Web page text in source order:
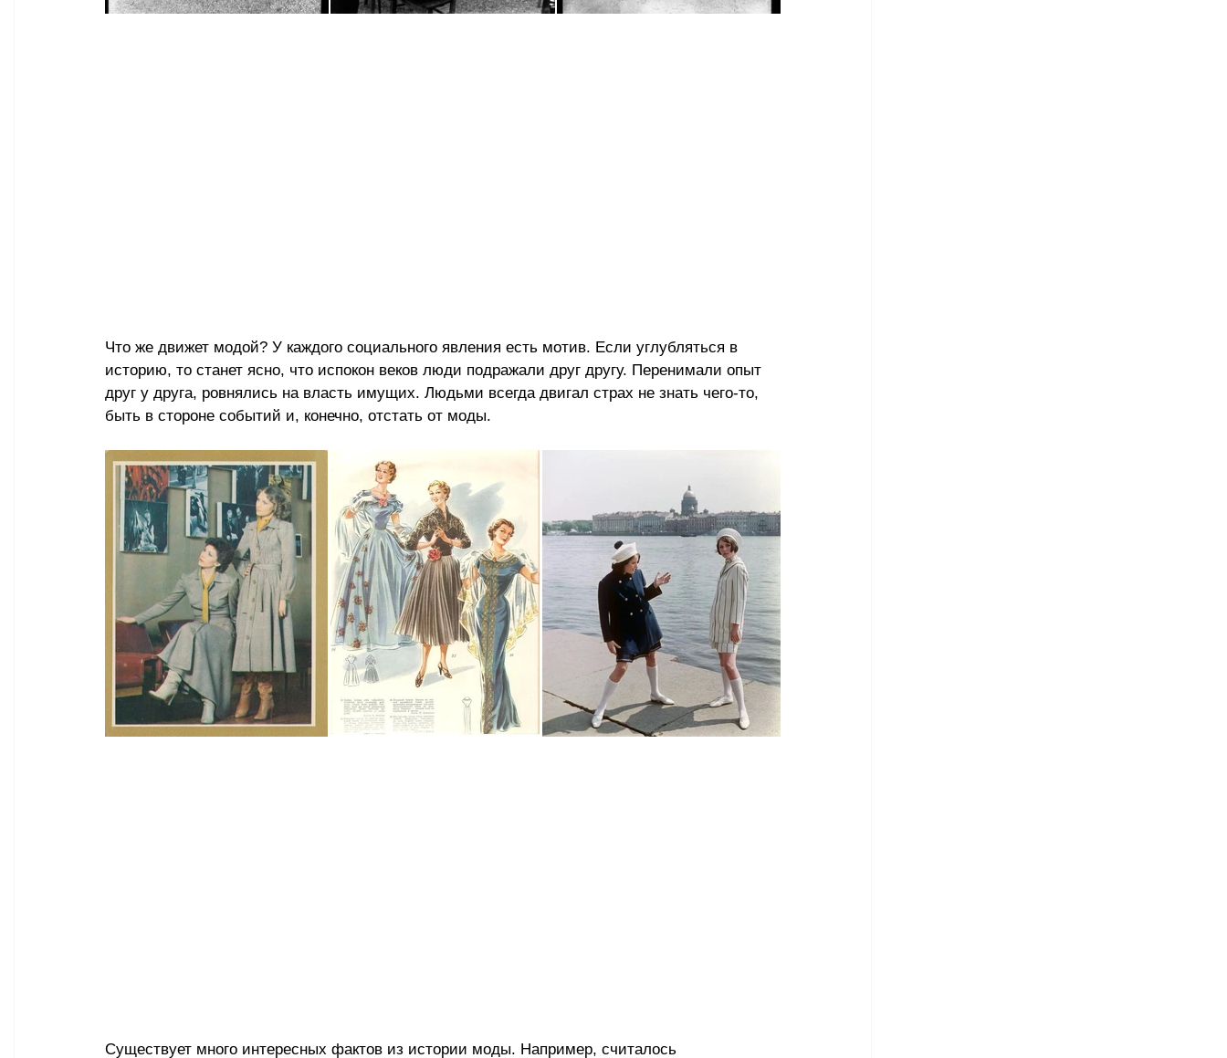
Что же движет модой? У каждого социального явления есть мотив. Если углубляться в
историю, то станет ясно, что испокон веков люди подражали друг другу. Перенимали опыт
друг у друга, ровнялись на власть имущих. Людьми всегда двигал страх не знать чего-то,
быть в стороне событий и, конечно, отстать от моды.
Существует много интересных фактов из истории моды. Например, считалось